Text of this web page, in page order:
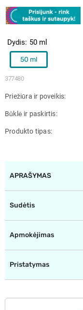
377480
Dydis 50 ml
50 ml
Priežiūra ir poveikis
Būklė ir paskirtis
Produkto tipas
APRAŠYMAS
Sudėtis
Apmokėjimas
Pristatymas